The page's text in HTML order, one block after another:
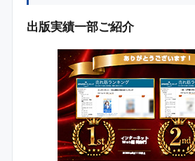
出版実績一部ご紹介